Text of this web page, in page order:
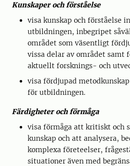
Kunskaper och förståelse
visa kunskap och förståelse
utbildningen, inbegripet
området som väsentligt
vissa delar av området samt
aktuellt forsknings- och
visa fördjupad
för utbildningen.
Färdigheter och förmåga
visa förmåga att kritiskt och
kunskap och att analysera,
komplexa företeelser,
situationer även med